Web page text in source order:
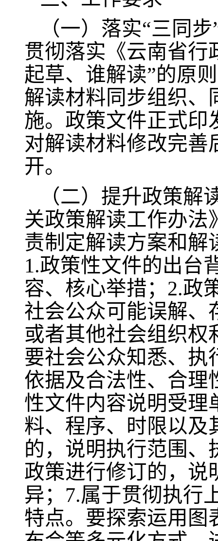
（一）落实“三同
贯彻落实《云南省行
起草、谁解读”的原
解读材料同步组织、
施。政策文件正式印
对解读材料修改完善
开。
（二）提升政策
关政策解读工作办法
责制定解读方案和解
1.政策性文件的出台
容、核心举措；2.政
社会公众可能误解、
或者其他社会组织权
要社会公众知悉、执
依据及合法性、合理
性文件内容说明受理
料、程序、时限以及
的，说明执行范围、
政策进行修订的，说
异；7.属于贯彻执行
特点。要探索运用图